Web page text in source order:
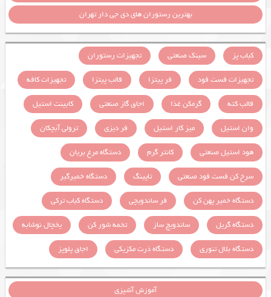
بهترین رستوران های دی جی دار تهران
کباب پز سینک صنعتی
تجهیزات رستوران
تجهیزات فست فود
فر پیتزا قالب پیتزا
تجهیزات کافه
قالب کته
گرمکن غذا اجاق گاز صنعتی
کابینت استیل
وان استیل
میز کار استیل فر دیزی
ترولی آبچکان
هود استیل صنعتی
کانتر گرم
دستگاه مرغ بریان
سرخ کن فست فود صنعتی
تاپینگ
دستگاه خمیرگیر
دستگاه خمیر پهن کن
فر ساندویچی
دستگاه کباب ترکی
دستگاه گریل
ساندویچ ساز تخمه شور کن
یخچال نوشابه
دستگاه بلال تنوری
دستگاه ذرت مکزیکی اجاق پلوپز
آموزش آشپزی